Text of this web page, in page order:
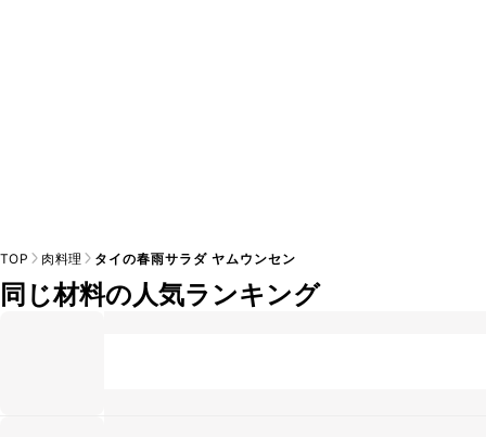
TOP 肉料理 タイの春雨サラダ ヤムウンセン
同じ材料の人気ランキング